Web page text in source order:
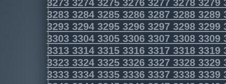
3283328432853286328732883289
3293329432953296329732983299
3303330433053306330733083309
3313331433153316331733183319
3323332433253326332733283329
3333333433353336333733383339